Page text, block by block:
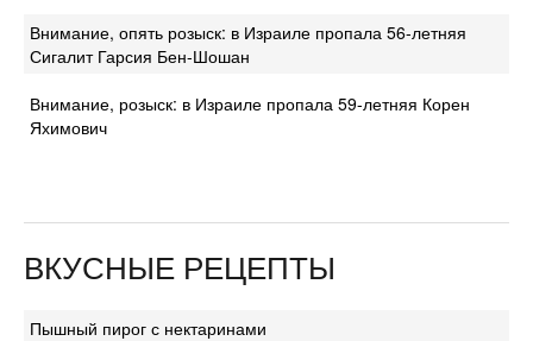
Внимание, опять розыск: в Израиле пропала 56-летняя
Сигалит Гарсия Бен-Шошан
Внимание, розыск: в Израиле пропала 59-летняя Корен
Яхимович
ВКУСНЫЕ РЕЦЕПТЫ
Пышный пирог с нектаринами